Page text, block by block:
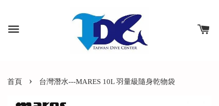
首頁 › 台灣潛水---MARES‭ ‬10L ⽻量級隨⾝乾物袋